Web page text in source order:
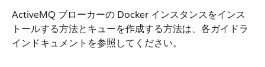
ActiveMQ ブローカーの Docker インスタンスをインス
トールする方法とキューを作成する方法は、各ガイドラ
インドキュメントを参照してください。